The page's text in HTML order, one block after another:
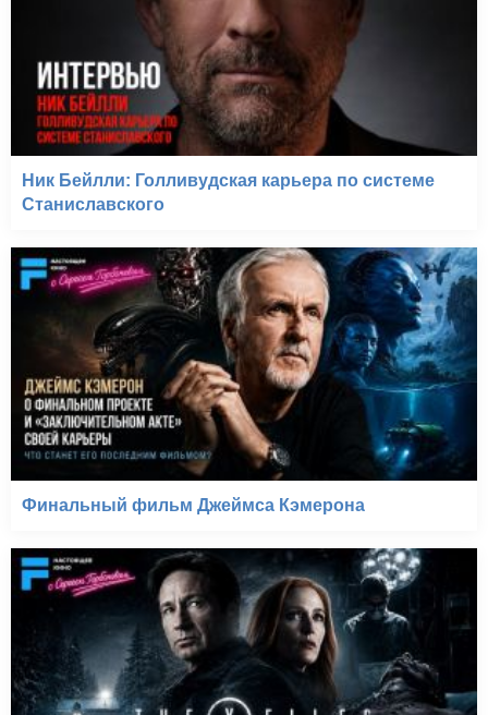
Ник Бейлли: Голливудская карьера по системе
Станиславского
Финальный фильм Джеймса Кэмерона